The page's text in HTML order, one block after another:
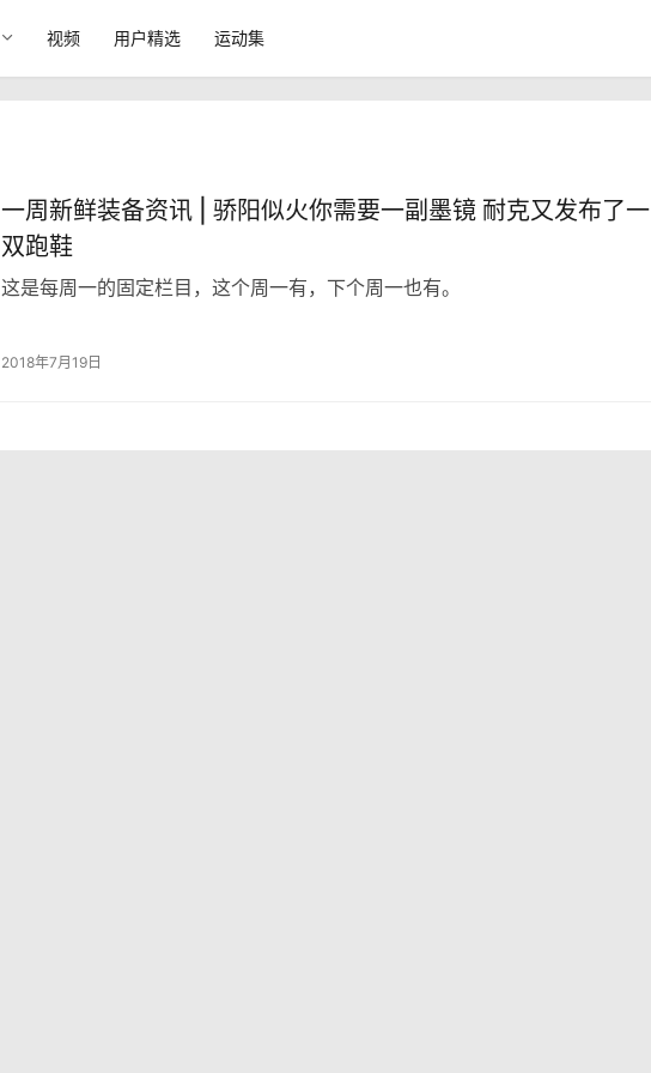
视频 用户精选 运动集
一周新鲜装备资讯 | 骄阳似火你需要一副墨镜 耐克又发布了一
双跑鞋
这是每周一的固定栏目，这个周一有，下个周一也有。
2018年7月19日